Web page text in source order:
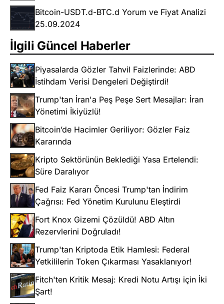
Bitcoin-USDT.d-BTC.d Yorum ve Fiyat Analizi
25.09.2024
İlgili Güncel Haberler
Piyasalarda Gözler Tahvil Faizlerinde: ABD
İstihdam Verisi Dengeleri Değiştirdi!
Trump'tan İran'a Peş Peşe Sert Mesajlar: İran
Yönetimi İkiyüzlü!
Bitcoin’de Hacimler Geriliyor: Gözler Faiz
Kararında
Kripto Sektörünün Beklediği Yasa Ertelendi:
Süre Daralıyor
Fed Faiz Kararı Öncesi Trump'tan İndirim
Çağrısı: Fed Yönetim Kurulunu Eleştirdi
Fort Knox Gizemi Çözüldü! ABD Altın
Rezervlerini Doğruladı!
Trump'tan Kriptoda Etik Hamlesi: Federal
Yetkililerin Token Çıkarması Yasaklanıyor!
Fitch'ten Kritik Mesaj: Kredi Notu Artışı için İki
Şart!